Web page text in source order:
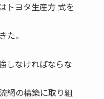
トヨタ生産方 式を
た。
しなければならな
網の構築に取り組